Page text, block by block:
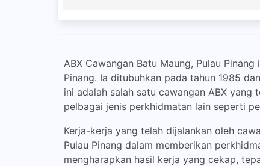
ABX Cawangan Batu Maung, Pulau
Pinang. Ia ditubuhkan pada tahun 1985
ini adalah salah satu cawangan ABX
pelbagai jenis perkhidmatan lain seperti
Kerja-kerja yang telah dijalankan oleh
Pulau Pinang dalam memberikan
mengharapkan hasil kerja yang cekap,